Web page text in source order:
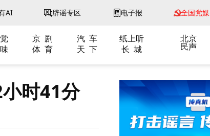
AI 辟谣专区 电子报 全国党媒
京 剧 汽 车
纸上听
体 育 天 下 长 城
北京
民声
时41分